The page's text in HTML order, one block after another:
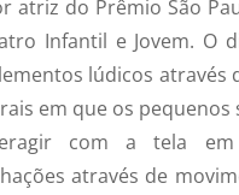
atriz do Prêmio São
Infantil e Jovem. O
lúdicos através
em que os pequenos
com a tela
através de